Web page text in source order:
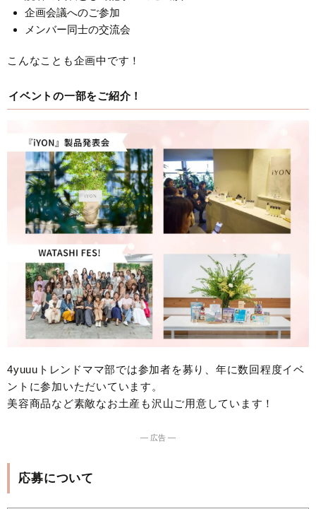
企画会議へのご参加
メンバー同士の交流会
こんなことも企画中です！
イベントの一部をご紹介！
4yuuuトレンドママ部では参加者を募り、年に数回程度イベ
ントに参加いただいています。
美容商品など素敵なお土産も沢山ご用意しています！
― 広告 ―
応募について